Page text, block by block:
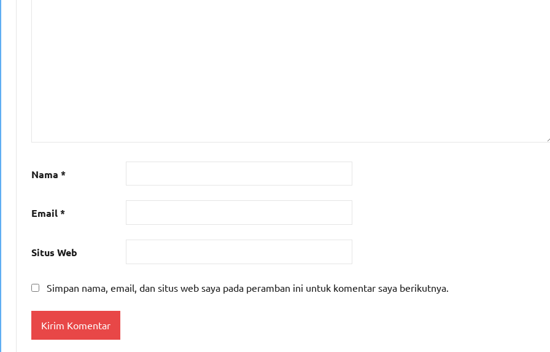
Nama *
Email*
Situs Web
Simpan nama, email, dan situs web saya pada peramban ini untuk komentar saya berikutnya.